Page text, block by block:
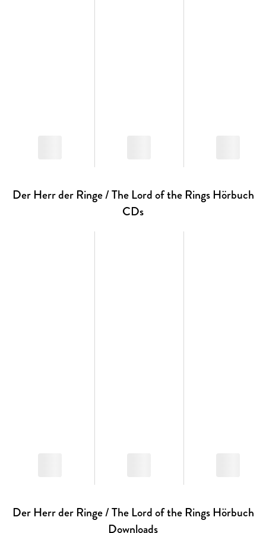
Der Herr der Ringe / The Lord of the Rings Hörbuch
CDs
Der Herr der Ringe / The Lord of the Rings Hörbuch
Downloads